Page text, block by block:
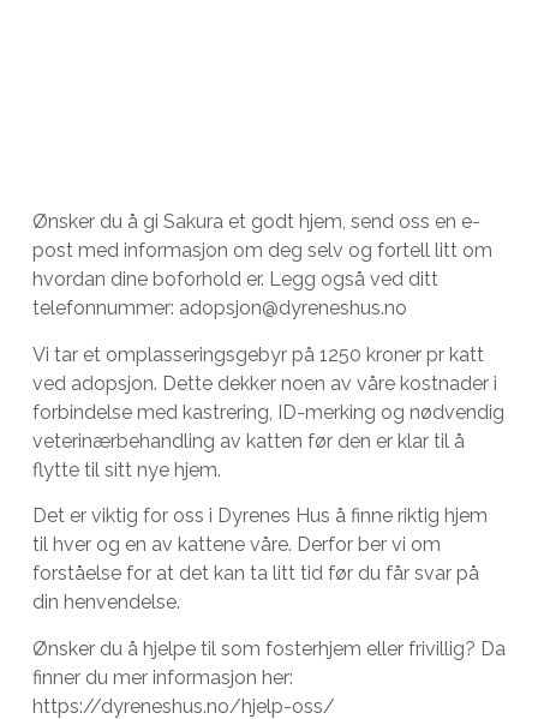
Ønsker du å gi Sakura et godt hjem, send oss en e-
post med informasjon om deg selv og fortell litt om
hvordan dine boforhold er. Legg også ved ditt
telefonnummer: adopsjon@dyreneshus.no
Vi tar et omplasseringsgebyr på 1250 kroner pr katt
ved adopsjon. Dette dekker noen av våre kostnader i
forbindelse med kastrering, ID-merking og nødvendig
veterinærbehandling av katten før den er klar til å
flytte til sitt nye hjem.
Det er viktig for oss i Dyrenes Hus å finne riktig hjem
til hver og en av kattene våre. Derfor ber vi om
forståelse for at det kan ta litt tid før du får svar på
din henvendelse.
Ønsker du å hjelpe til som fosterhjem eller frivillig? Da
finner du mer informasjon her:
https://dyreneshus.no/hjelp-oss/